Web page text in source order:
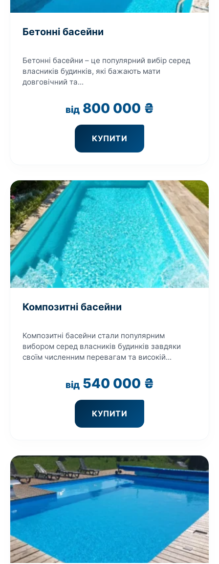
Бетонні басейни
Бетонні басейни – це популярний вибір серед
власників будинків, які бажають мати
довговічний та...
від 800 000 ₴
КУПИТИ
Композитні басейни
Композитні басейни стали популярним
вибором серед власників будинків завдяки
своїм численним перевагам та високій...
від 540 000 ₴
КУПИТИ